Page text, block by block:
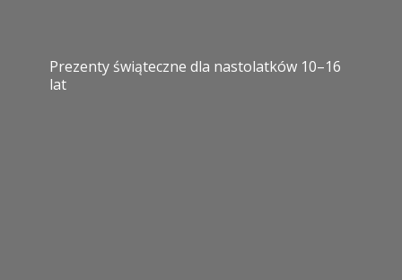
Prezenty świąteczne dla nastolatków 10–16
lat